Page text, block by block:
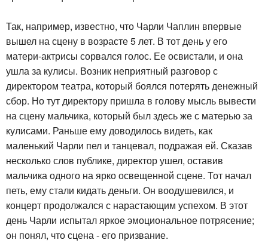
Так, например, известно, что Чарли Чаплин впервые
вышел на сцену в возрасте 5 лет. В тот день у его
матери-актрисы сорвался голос. Ее освистали, и она
ушла за кулисы. Возник неприятный разговор с
директором театра, который боялся потерять денежный
сбор. Но тут директору пришла в голову мысль вывести
на сцену мальчика, который был здесь же с матерью за
кулисами. Раньше ему доводилось видеть, как
маленький Чарли пел и танцевал, подражая ей. Сказав
несколько слов публике, директор ушел, оставив
мальчика одного на ярко освещенной сцене. Тот начал
петь, ему стали кидать деньги. Он воодушевился, и
концерт продолжался с нарастающим успехом. В этот
день Чарли испытал яркое эмоциональное потрясение;
он понял, что сцена - его призвание.